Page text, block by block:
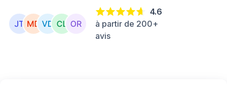
4.6
à partir de 200+
avis